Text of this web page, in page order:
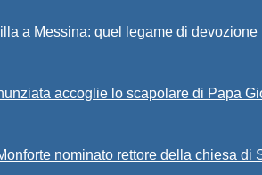
a Messina: quel legame di
accoglie lo scapolare di Papa
nominato rettore della chiesa di